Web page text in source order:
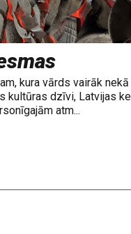
kura vārds vairāk
kultūras dzīvi, Latvijas
atm...